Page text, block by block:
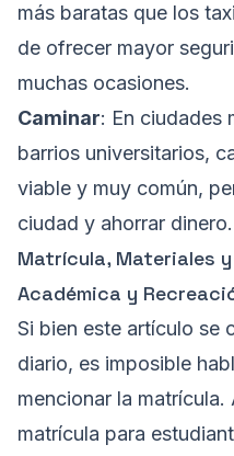
más baratas que los
de ofrecer mayor
muchas ocasiones.
Caminar: En ciudades
barrios universitarios,
viable y muy común,
ciudad y ahorrar dinero.
Matrícula, Materiales
Académica y
Si bien este artículo se
diario, es imposible
mencionar la
matrícula para